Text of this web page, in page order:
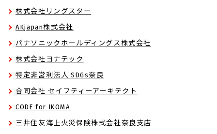
株式会社リングスター
AKjapan株式会社
パナソニックホールディングス株式会社
株式会社ヨナテック
特定非営利法人 SDGs奈良
合同会社 セイフティーアーキテクト
CODE for IKOMA
三井住友海上火災保険株式会社奈良支店